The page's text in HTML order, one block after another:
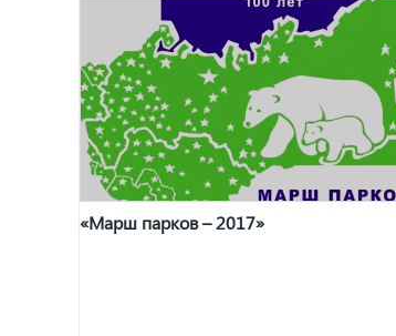
«Марш парков – 2017»